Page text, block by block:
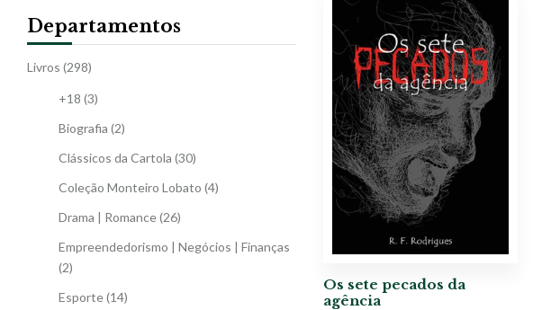
Departamentos
Livros (298)
+18 (3)
Biografia (2)
Clássicos da Cartola (30)
Coleção Monteiro Lobato (4)
Drama | Romance(26)
Empreendedorismo | Negócios | Finanças
(2)
Esporte(14)
Os sete pecados da
agência